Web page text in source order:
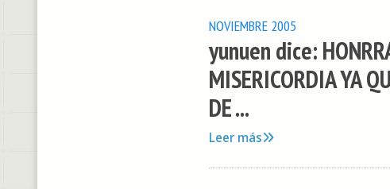
NOVIEMBRE 2005
yunuen dice:
MISERICORDIA YA
DE ...
Leer más